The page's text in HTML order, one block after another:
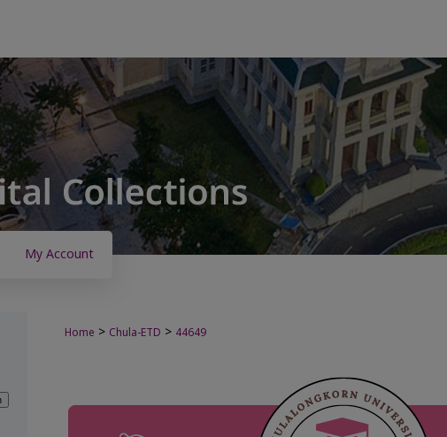
My Account
Home > Chula-ETD > 44649